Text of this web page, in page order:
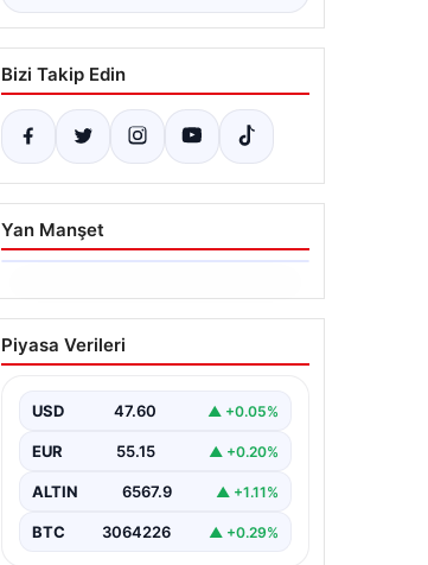
Bizi Takip Edin
Yan Manşet
05.08.2026
Yatırım araçlarının
haftalık performansı
{“title”: “Yatırım Araçlarının Haftalık
Bir haftalık zaman diliminde finans
Piyasa Verileri
USD 47.60 ▲ +0.05%
EUR 55.15 ▲ +0.20%
ALTIN 6567.9 ▲ +1.11%
BTC 3064226 ▲ +0.29%